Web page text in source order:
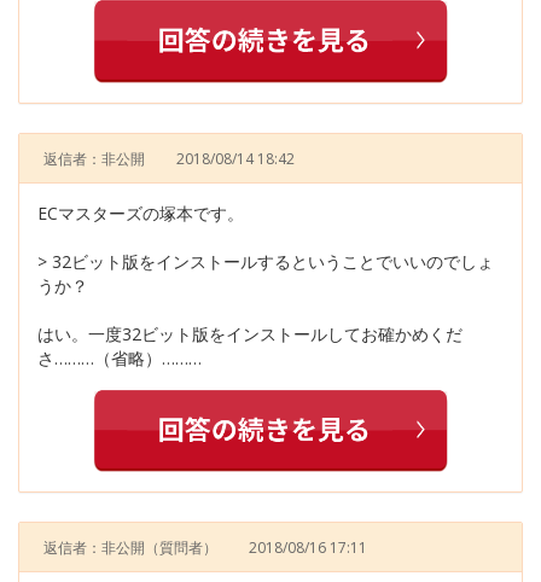
返信者：非公開 2018/08/14 18:42
ECマスターズの塚本です。
> 32ビット版をインストールするということでいいのでしょ
うか？
はい。一度32ビット版をインストールしてお確かめくだ
さ………（省略）………
返信者：非公開 （質問者） 2018/08/16 17:11